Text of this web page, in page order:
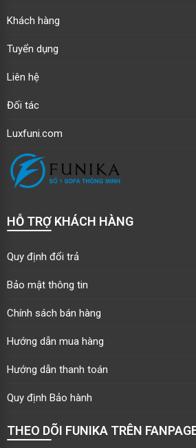
Khách hàng
Tuyển dụng
Liên hệ
Đối tác
Luxfuni.com
HỖ TRỢ KHÁCH HÀNG
Quy định đổi trả
Bảo mật thông tin
Chính sách bán hàng
Hướng dẫn mua hàng
Hướng dẫn thanh toán
Quy định Bảo hành
THEO DÕI FUNIKA TRÊN